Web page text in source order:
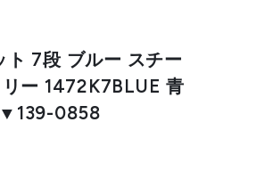
7段 ブルー スチー
ー 1472K7BLUE 青
0858